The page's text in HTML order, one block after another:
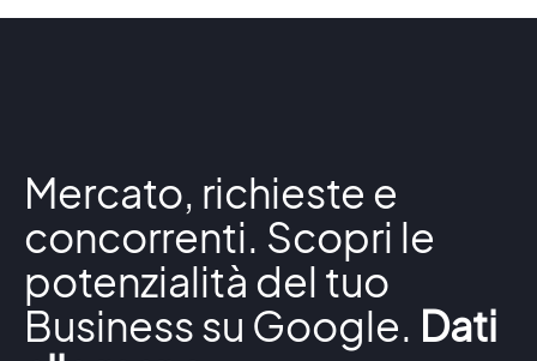
Mercato, richieste e
concorrenti. Scopri le
potenzialità del tuo
Business su Google. Dati